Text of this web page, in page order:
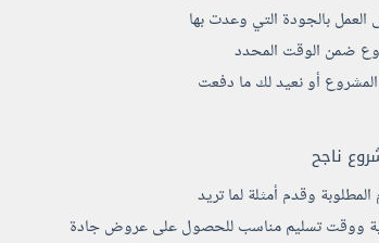
بالجودة التي وعدت بها
ضمن الوقت المحدد
أو نعيد لك ما دفعت
ناجح
وقدم أمثلة لما تريد
ووقت تسليم مناسب للحصول على عروض جادة